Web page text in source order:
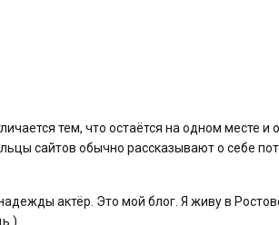
тем, что остаётся на одном месте
сайтов обычно рассказывают о себе
актёр. Это мой блог. Я живу в